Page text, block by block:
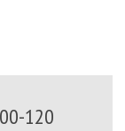
120